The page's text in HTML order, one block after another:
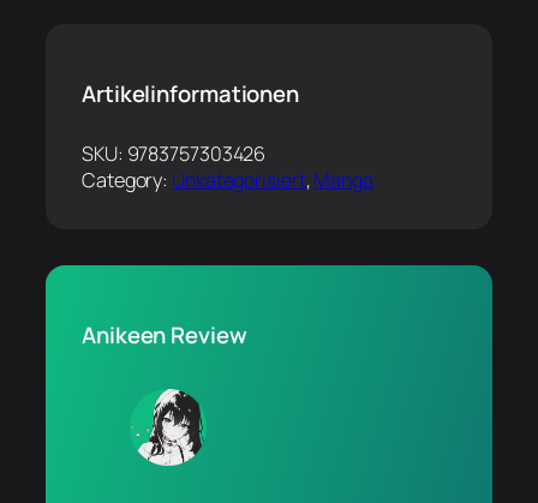
Artikelinformationen
SKU: 9783757303426
Category: Unkategorisiert, Manga
Anikeen Review